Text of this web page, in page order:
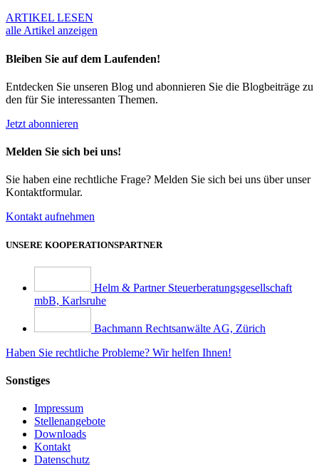
ARTIKEL LESEN
alle Artikel anzeigen
Bleiben Sie auf dem Laufenden!
Entdecken Sie unseren Blog und abonnieren Sie die Blogbeiträge zu
den für Sie interessanten Themen.
Jetzt abonnieren
Melden Sie sich bei uns!
Sie haben eine rechtliche Frage? Melden Sie sich bei uns über unser
Kontaktformular.
Kontakt aufnehmen
UNSERE KOOPERATIONSPARTNER
Helm & Partner Steuerberatungsgesellschaft
mbB, Karlsruhe
Bachmann Rechtsanwälte AG, Zürich
Haben Sie rechtliche Probleme? Wir helfen Ihnen!
Sonstiges
Impressum
Stellenangebote
Downloads
Kontakt
Datenschutz